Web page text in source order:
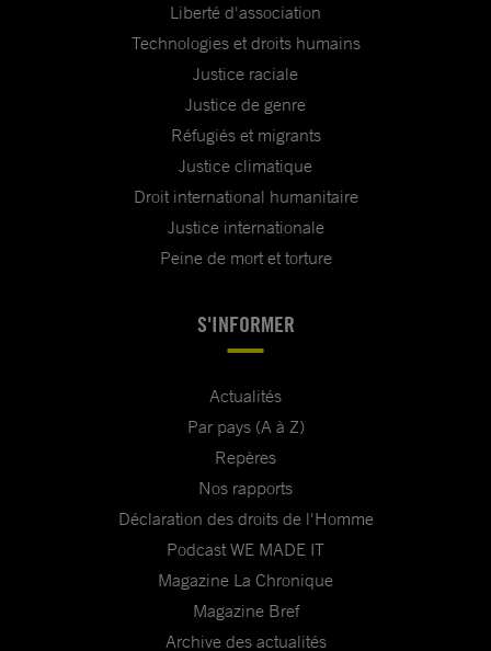
Liberté d'association
Technologies et droits humains
Justice raciale
Justice de genre
Réfugiés et migrants
Justice climatique
Droit international humanitaire
Justice internationale
Peine de mort et torture
S'INFORMER
Actualités
Par pays (A à Z)
Repères
Nos rapports
Déclaration des droits de l'Homme
Podcast WE MADE IT
Magazine La Chronique
Magazine Bref
Archive des actualités